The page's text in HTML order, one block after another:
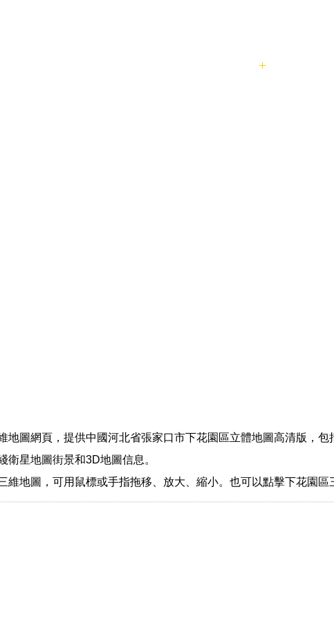
地圖網頁，提供中國河北省張家口市下花園區立體地圖高清版，
衛星地圖街景和3D地圖信息。
維地圖，可用鼠標或手指拖移、放大、縮小。也可以點擊下花園區